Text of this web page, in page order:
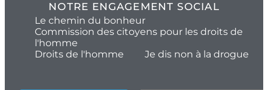
NOTRE ENGAGEMENT SOCIAL
Le chemin du bonheur
Commission des citoyens pour les droits de
l'homme
Droits de l'homme
Je dis non à la drogue